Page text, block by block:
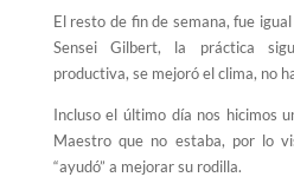
El resto de fin de semana, fue
Sensei Gilbert, la práctica
productiva, se mejoró el clima, no
Incluso el último día nos hicimos
Maestro que no estaba, por lo
“ayudó” a mejorar su rodilla.